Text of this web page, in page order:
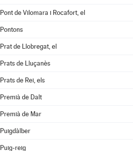
Pont de Vilomara i Rocafort, el
Pontons
Prat de Llobregat, el
Prats de Lluçanès
Prats de Rei, els
Premià de Dalt
Premià de Mar
Puigdàlber
Puig-reig